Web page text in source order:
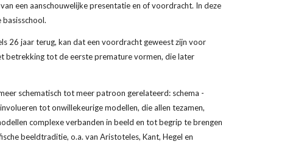
een aanschouwelijke presentatie en of voordracht. In deze
26 jaar terug, kan dat een voordracht geweest zijn voor
betrekking tot de eerste premature vormen, die later
schematisch tot meer patroon gerelateerd: schema -
tot onwillekeurige modellen, die allen tezamen,
complexe verbanden in beeld en tot begrip te brengen
beeldtraditie, o.a. van Aristoteles, Kant, Hegel en